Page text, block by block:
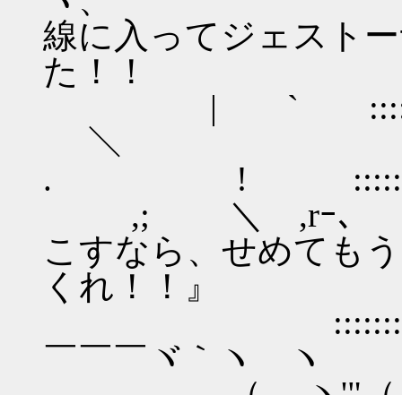
線に入ってジェスト
た！！
| `
＼
. !
,; ＼ ,rｰ､
こすなら、せめても
くれ！！』
ゝ
￣￣￣ヾ｀ヽ ヽ